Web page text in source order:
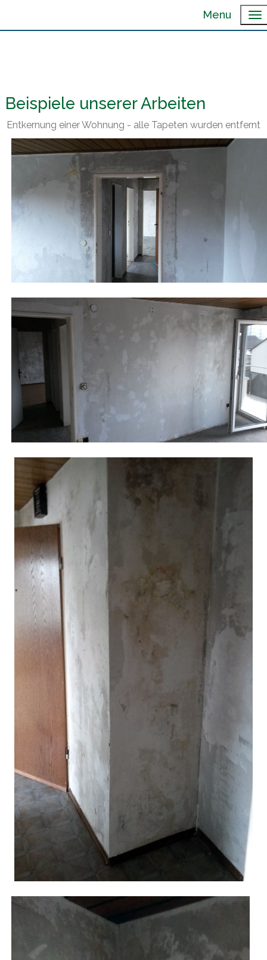
Menu
Beispiele unserer Arbeiten
Entkernung einer Wohnung - alle Tapeten wurden entfernt